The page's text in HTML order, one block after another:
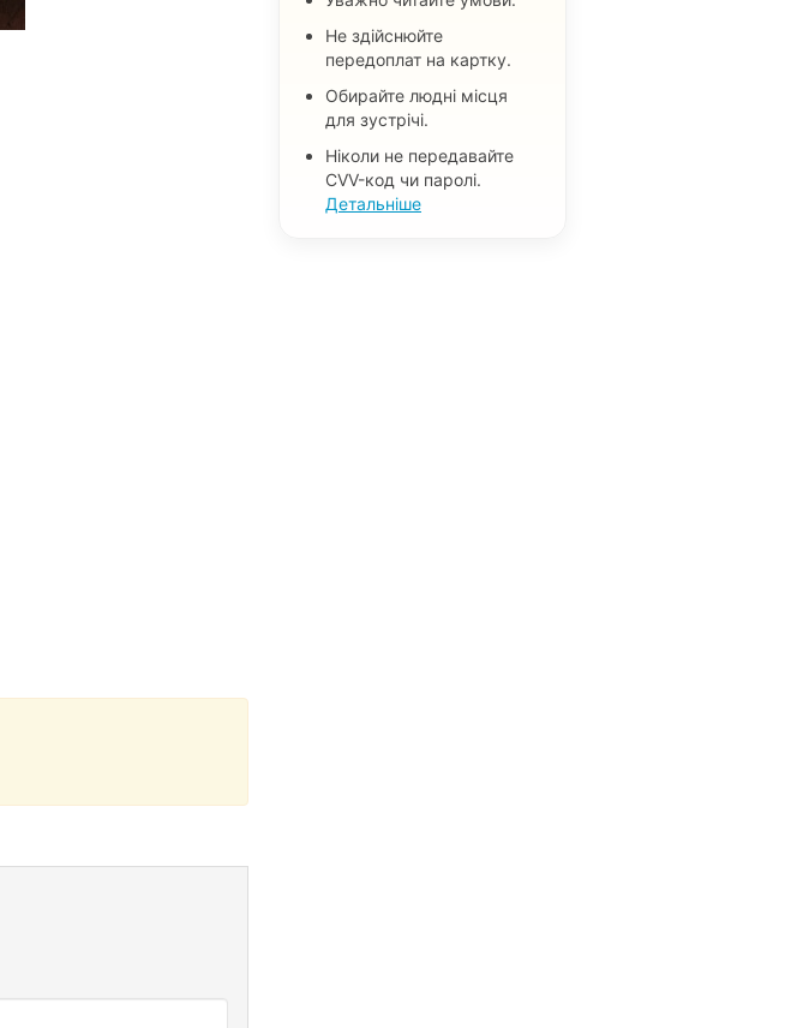
Не здійснюйте
передоплат на картку.
Обирайте людні місця
для зустрічі.
Ніколи не передавайте
CVV-код чи паролі.
Детальніше